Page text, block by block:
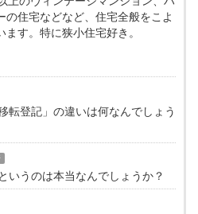
の住宅などなど、住宅全般をこよ
ます。特に狭小住宅好き。
転登記」の違いは何なんでしょう
いうのは本当なんでしょうか？